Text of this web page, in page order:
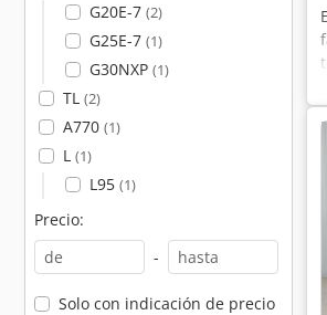
G20E-7 (2)
G25E-7 (1)
G30NXP (1)
TL (2)
A770 (1)
L (1)
L95 (1)
Precio:
-
Solo con indicación de precio